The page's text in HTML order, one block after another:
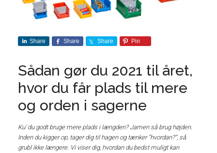
Share Share Share Pin
Sådan gør du 2021 til året,
hvor du får plads til mere
og orden i sagerne
Ku’ du godt bruge mere plads i længden? Jamen så brug højden.
Inden du kigger op, tager dig til hagen og tænker ”hvordan?”, så
grubl ikke længere. Vi viser dig, hvordan du bedst muligt kan